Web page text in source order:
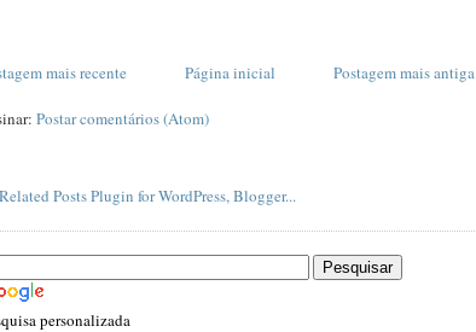
mais recente Postagem mais antiga
Página inicial
Postar comentários (Atom)
personalizada